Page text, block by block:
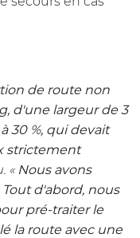
de route non
d'une largeur de 3
30 %, qui devait
strictement
« Nous avons
d'abord, nous
pré-traiter le
la route avec une